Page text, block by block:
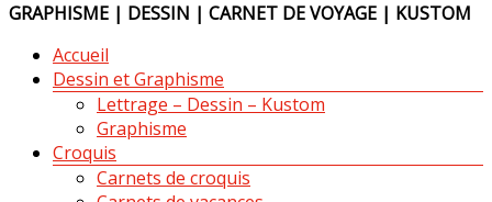
GRAPHISME | DESSIN | CARNET DE VOYAGE | KUSTOM
MenuAccueil
Dessin et Graphisme
Lettrage – Dessin – Kustom
Graphisme
Croquis
Carnets de croquis